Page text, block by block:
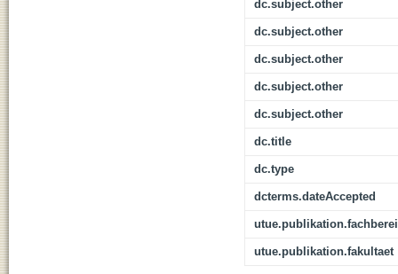
dc.subject.other
dc.subject.other
dc.subject.other
dc.subject.other
dc.subject.other
dc.title
dc.type
dcterms.dateAccepted
utue.publikation.fakultaet